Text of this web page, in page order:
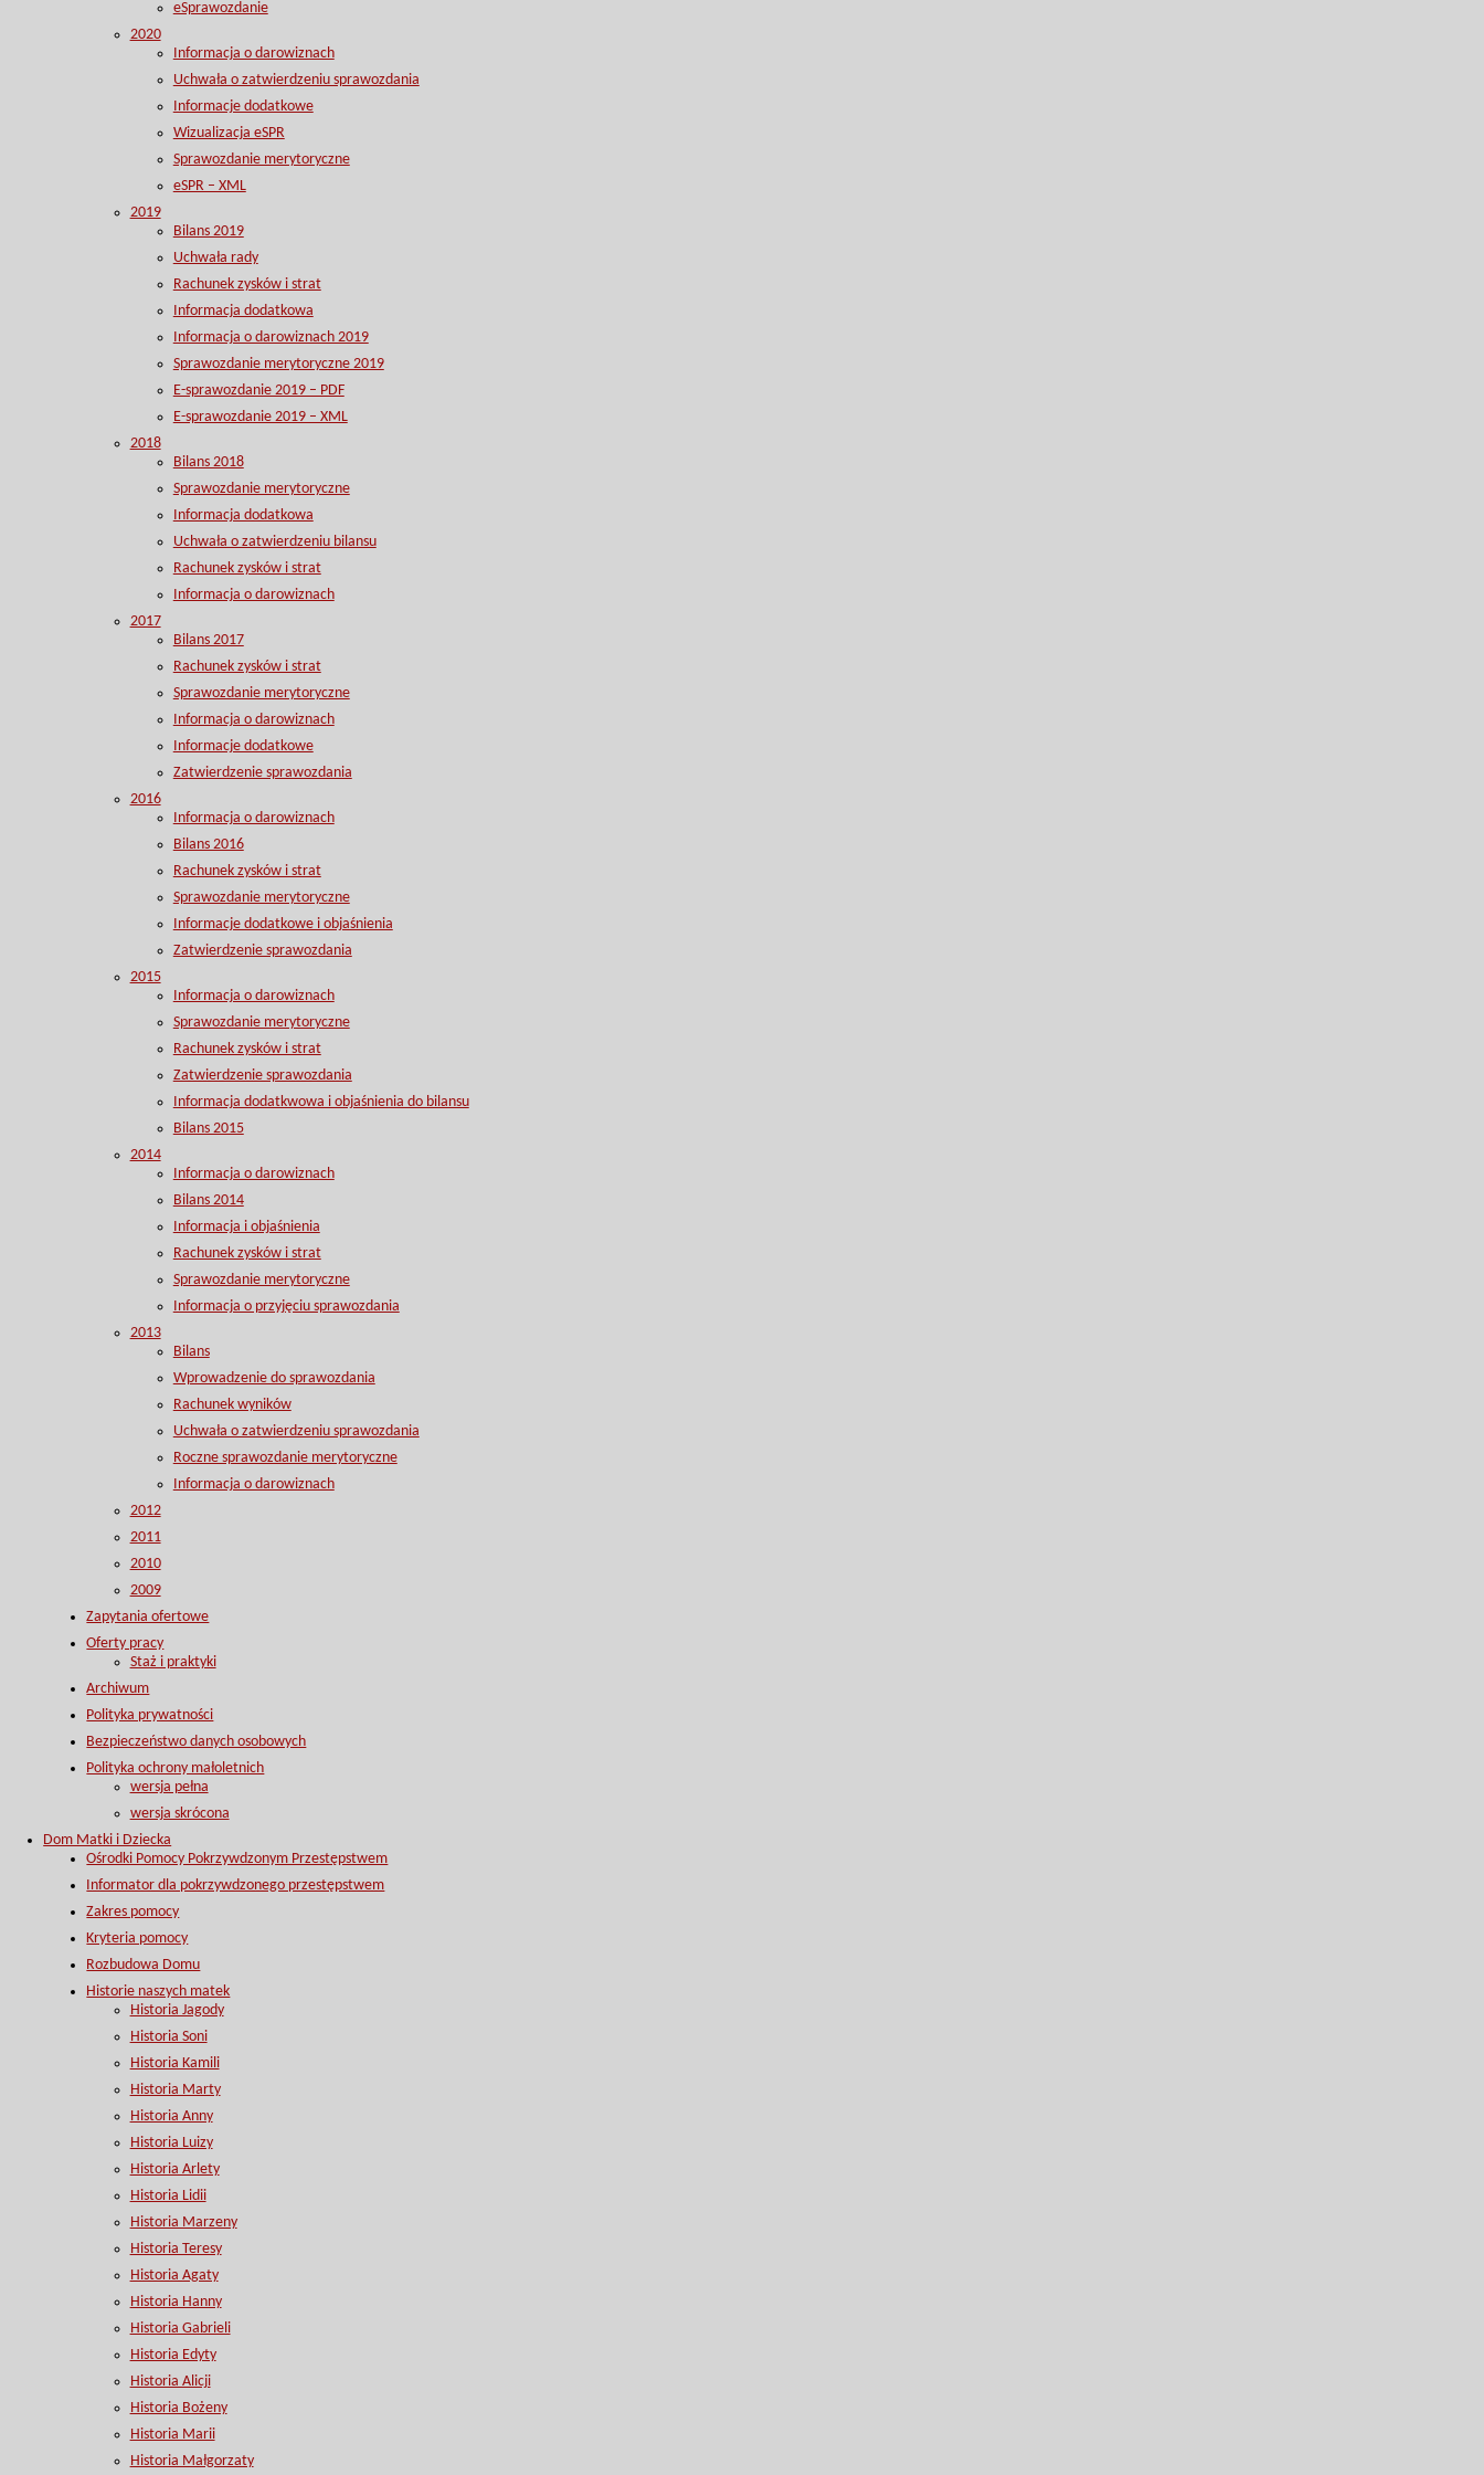
eSprawozdanie
2020
Informacja o darowiznach
Uchwała o zatwierdzeniu sprawozdania
Informacje dodatkowe
Wizualizacja eSPR
Sprawozdanie merytoryczne
eSPR – XML
2019
Bilans 2019
Uchwała rady
Rachunek zysków i strat
Informacja dodatkowa
Informacja o darowiznach 2019
Sprawozdanie merytoryczne 2019
E-sprawozdanie 2019 – PDF
E-sprawozdanie 2019 – XML
2018
Bilans 2018
Sprawozdanie merytoryczne
Informacja dodatkowa
Uchwała o zatwierdzeniu bilansu
Rachunek zysków i strat
Informacja o darowiznach
2017
Bilans 2017
Rachunek zysków i strat
Sprawozdanie merytoryczne
Informacja o darowiznach
Informacje dodatkowe
Zatwierdzenie sprawozdania
2016
Informacja o darowiznach
Bilans 2016
Rachunek zysków i strat
Sprawozdanie merytoryczne
Informacje dodatkowe i objaśnienia
Zatwierdzenie sprawozdania
2015
Informacja o darowiznach
Sprawozdanie merytoryczne
Rachunek zysków i strat
Zatwierdzenie sprawozdania
Informacja dodatkwowa i objaśnienia do bilansu
Bilans 2015
2014
Informacja o darowiznach
Bilans 2014
Informacja i objaśnienia
Rachunek zysków i strat
Sprawozdanie merytoryczne
Informacja o przyjęciu sprawozdania
2013
Bilans
Wprowadzenie do sprawozdania
Rachunek wyników
Uchwała o zatwierdzeniu sprawozdania
Roczne sprawozdanie merytoryczne
Informacja o darowiznach
2012
2011
2010
2009
Zapytania ofertowe
Oferty pracy
Staż i praktyki
Archiwum
Polityka prywatności
Bezpieczeństwo danych osobowych
Polityka ochrony małoletnich
wersja pełna
wersja skrócona
Dom Matki i Dziecka
Ośrodki Pomocy Pokrzywdzonym Przestępstwem
Informator dla pokrzywdzonego przestępstwem
Zakres pomocy
Kryteria pomocy
Rozbudowa Domu
Historie naszych matek
Historia Jagody
Historia Soni
Historia Kamili
Historia Marty
Historia Anny
Historia Luizy
Historia Arlety
Historia Lidii
Historia Marzeny
Historia Teresy
Historia Agaty
Historia Hanny
Historia Gabrieli
Historia Edyty
Historia Alicji
Historia Bożeny
Historia Marii
Historia Małgorzaty